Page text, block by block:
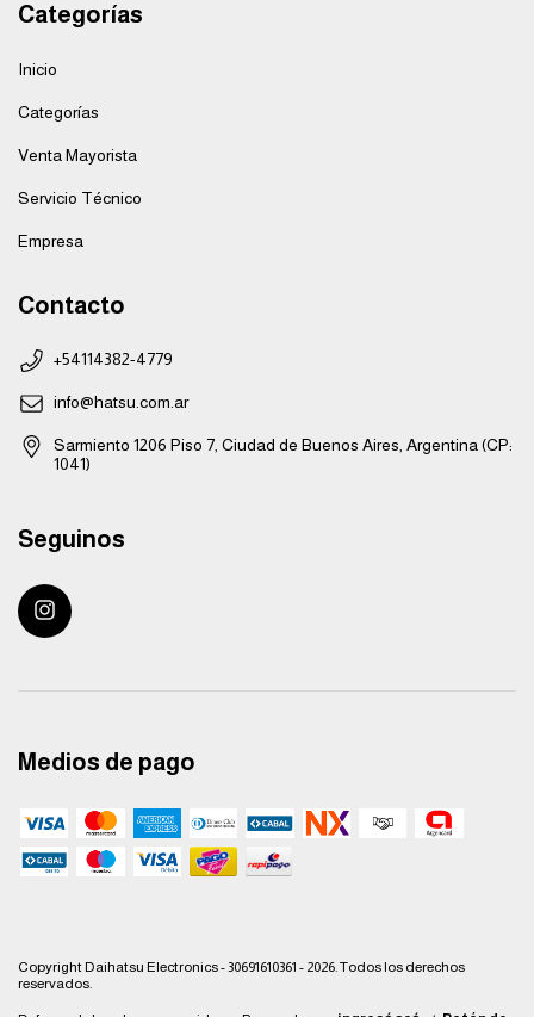
Categorías
Inicio
Categorías
Venta Mayorista
Servicio Técnico
Empresa
Contacto
+54114382-4779
info@hatsu.com.ar
Sarmiento 1206 Piso 7, Ciudad de Buenos Aires, Argentina (CP:
1041)
Seguinos
Medios de pago
Copyright Daihatsu Electronics - 30691610361 - 2026. Todos los derechos
reservados.